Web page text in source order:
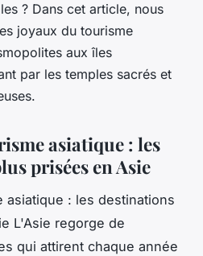
? Dans cet article, nous
joyaux du tourisme
aux îles
par les temples sacrés et
asiatique : les
prisées en Asie
asiatique : les destinations
L'Asie regorge de
qui attirent chaque année